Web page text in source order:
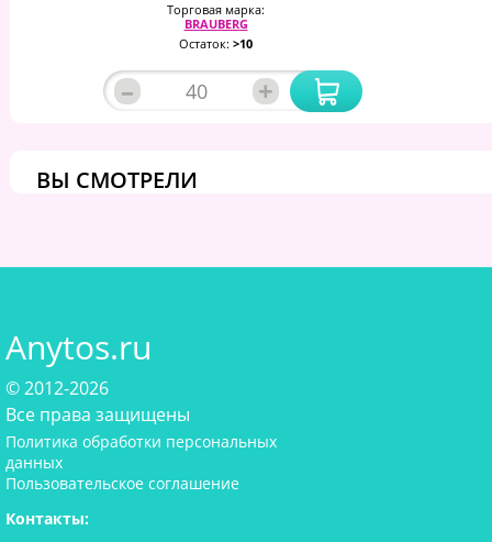
Торговая марка:
BRAUBERG
Остаток: >10
– +
ВЫ СМОТРЕЛИ
Anytos.ru
© 2012-2026
Все права защищены
Политика обработки персональных
данных
Пользовательское соглашение
Контакты: